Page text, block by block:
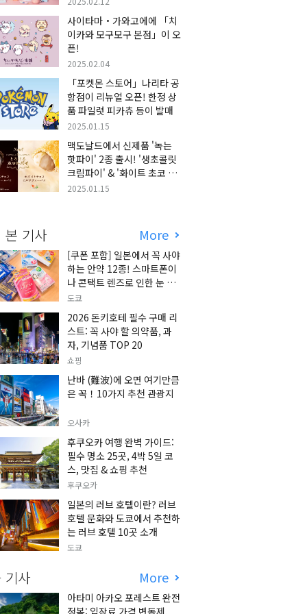
사이타마・가와고에에 「치
이카와 모구모구 본점」이 오
픈!
2025.02.04
「포켓몬 스토어」나리타 공
항점이 리뉴얼 오픈! 한정 상
품 파일럿 피카츄 등이 발매
2025.01.15
맥도날드에서 신제품 '녹는
핫파이' 2종 출시! '생초콜릿
크림파이' & '화이트 초코 밀
크티 파이' 출시!
2025.01.15
본 기사 More
[쿠폰 포함] 일본에서 꼭 사야
하는 안약 12종! 스마트폰이
나 콘택트 렌즈로 인한 눈 피
로에 최적!
도쿄
2026 돈키호테 필수 구매 리
스트: 꼭 사야 할 의약품, 과
자, 기념품 TOP 20
쇼핑
난바 (難波)에 오면 여기만큼
은 꼭！10가지 추천 관광지
오사카
후쿠오카 여행 완벽 가이드:
필수 명소 25곳, 4박 5일 코
스, 맛집 & 쇼핑 추천
후쿠오카
일본의 러브 호텔이란? 러브
호텔 문화와 도쿄에서 추천하
는 러브 호텔 10곳 소개
도쿄
기사 More
아타미 아카오 포레스트 완전
정복: 입장료 가격 변동제,